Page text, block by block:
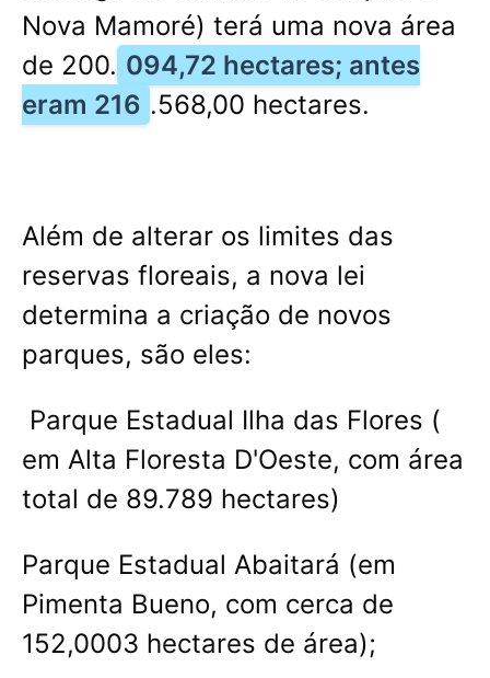
Nova Mamoré) terá uma nova área
de 200. 094,72 hectares; antes
eram 216 .568,00 hectares.
Além de alterar os limites das
reservas floreais, a nova lei
determina a criação de novos
parques, são eles:
Parque Estadual Ilha das Flores (
em Alta Floresta D'Oeste, com área
total de 89.789 hectares)
Parque Estadual Abaitará (em
Pimenta Bueno, com cerca de
152,0003 hectares de área);